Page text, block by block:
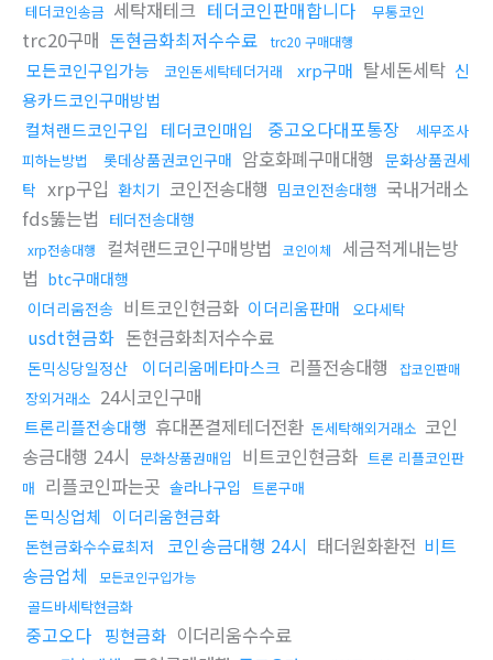
테더코인송금 세탁재테크 테더코인판매합니다 무통코인
trc20구매 돈현금화최저수수료 trc20 구매대행
모든코인구입가능 코인돈세탁테더거래 xrp구매 탈세돈세탁 신
용카드코인구매방법
컬쳐랜드코인구입
테더코인매입 중고오다대포통장
세무조사
피하는방법
롯데상품권코인구매 암호화폐구매대행 문화상품권세
탁 xrp구입 환치기 코인전송대행 밈코인전송대행 국내거래소
fds뚫는법 테더전송대행
xrp전송대행 컬쳐랜드코인구매방법 코인이체
세금적게내는방
법 btc구매대행
이더리움전송 비트코인현금화 이더리움판매 오다세탁
usdt현금화 돈현금화최저수수료
돈믹싱당일정산 이더리움메타마스크 리플전송대행 잡코인판매
장외거래소 24시코인구매
트론리플전송대행 휴대폰결제테더전환 돈세탁해외거래소 코인
송금대행 24시
문화상품권매입 비트코인현금화 트론 리플코인판
매 리플코인파는곳 솔라나구입 트론구매
돈믹싱업체 이더리움현금화
돈현금화수수료최저 코인송금대행 24시 태더원화환전 비트
송금업체
모든코인구입가능
골드바세탁현금화
중고오다 핑현금화 이더리움수수료